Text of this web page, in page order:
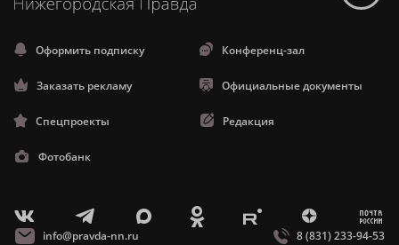
Оформить подписку Конференц-зал
Заказать рекламу Официальные документы
Спецпроекты Редакция
Фотобанк
V T X O E Z m
info@pravda-nn.ru 8 (831) 233-94-53